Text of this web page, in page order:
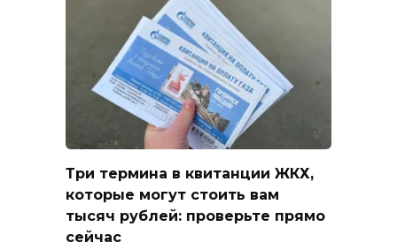
Три термина в квитанции ЖКХ,
которые могут стоить вам
тысяч рублей: проверьте прямо
сейчас